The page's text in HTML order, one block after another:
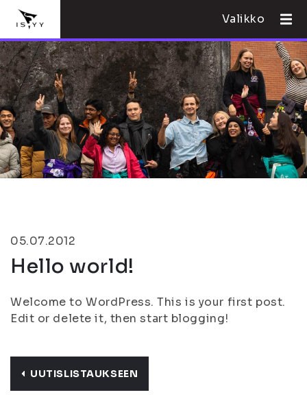
Valikko
05.07.2012
Hello world!
Welcome to WordPress. This is your first post.
Edit or delete it, then start blogging!
UUTISLISTAUKSEEN